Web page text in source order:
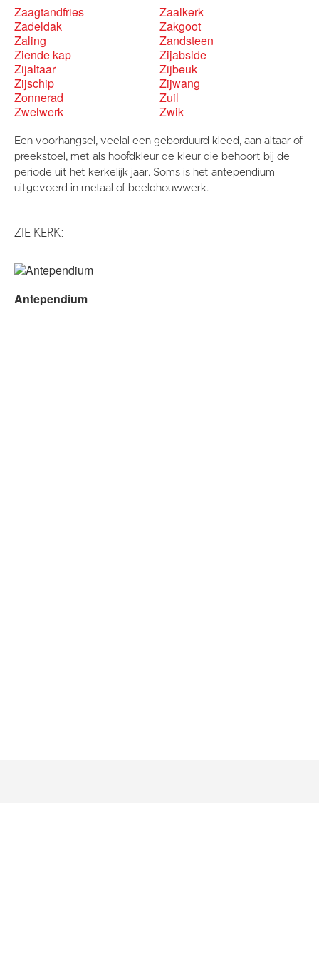
Zaagtandfries
Zaalkerk
Zadeldak
Zakgoot
Zaling
Zandsteen
Ziende kap
Zijabside
Zijaltaar
Zijbeuk
Zijschip
Zijwang
Zonnerad
Zuil
Zwelwerk
Zwik
Een voorhangsel, veelal een geborduurd kleed, aan altaar of
preekstoel, met als hoofdkleur de kleur die behoort bij de
periode uit het kerkelijk jaar. Soms is het antependium
uitgevoerd in metaal of beeldhouwwerk.
ZIE KERK:
Antependium